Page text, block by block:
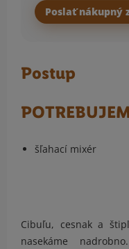
Poslať nákupný
Postup
šľahací mixér
Cibuľu, cesnak a
nasekáme